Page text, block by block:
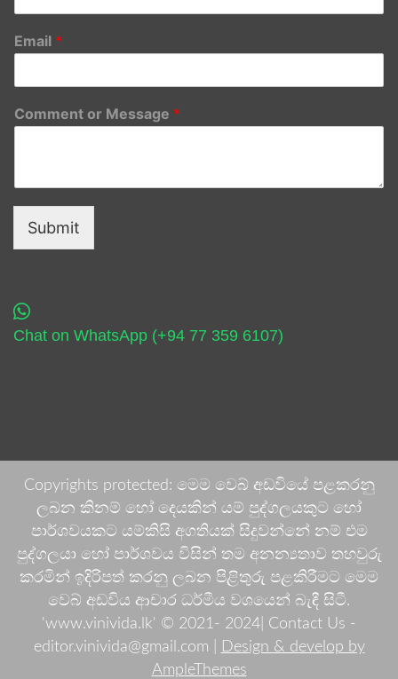
Email *
Comment or Message *
Submit
Chat on WhatsApp (+94 77 359 6107)
Copyrights protected: මෙම වෙබ් අඩවියේ පළකරනු
ලබන කිනම් හෝ දෙයකින් යම් පුද්ගලයකුට හෝ
පාර්ශවයකට යම්කිසි අගතියක් සිදුවන්නේ නම් එම
පුද්ගලයා හෝ පාර්ශවය විසින් තම අනන්‍යතාව තහවුරු
කරමින් ඉදිරිපත් කරනු ලබන පිළිතුරු පළකිරීමට මෙම
වෙබ් අඩවිය ආචාර ධර්මීය වශයෙන් බැඳී සිටී.
'www.vinivida.lk' © 2021- 2024| Contact Us -
editor.vinivida@gmail.com |
Design & develop by
AmpleThemes